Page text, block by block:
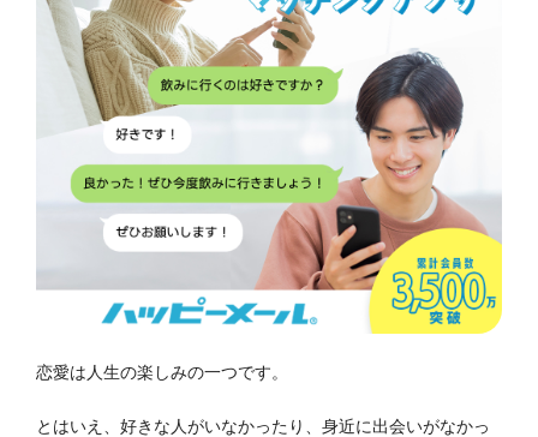
恋愛は人生の楽しみの一つです。
とはいえ、好きな人がいなかったり、身近に出会いがなかっ